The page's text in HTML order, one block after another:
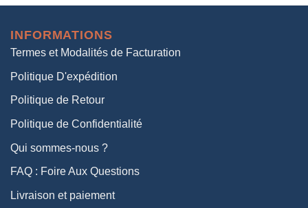
initial
38,00€.
actuel
INFORMATIONS
Termes et Modalités de Facturation
Politique D'expédition
Politique de Retour
Politique de Confidentialité
Qui sommes-nous ?
FAQ : Foire Aux Questions
Livraison et paiement